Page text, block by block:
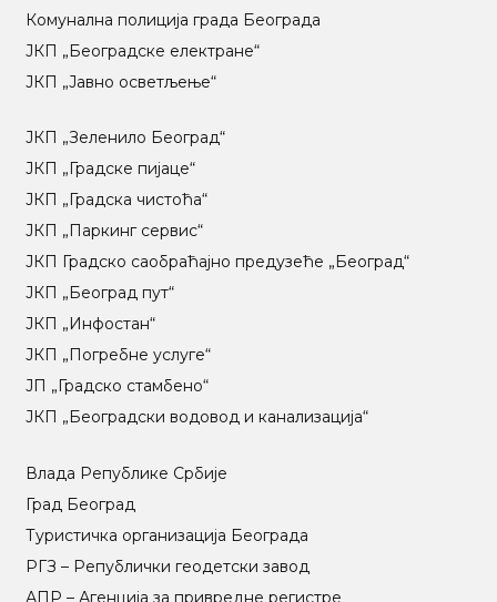
Комунална полиција града Београда
ЈКП „Београдске електране“
ЈКП „Јавно осветљење“
ЈКП „Зеленило Београд“
ЈКП „Градске пијаце“
ЈКП „Градска чистоћа“
ЈКП „Паркинг сервис“
ЈКП Градско саобраћајно предузеће „Београд“
ЈКП „Београд пут“
ЈКП „Инфостан“
ЈКП „Погребне услуге“
ЈП „Градско стамбено“
ЈКП „Београдски водовод и канализација“
Влада Републике Србије
Град Београд
Туристичка организација Београда
РГЗ – Републички геодетски завод
АПР – Агенција за привредне регистре